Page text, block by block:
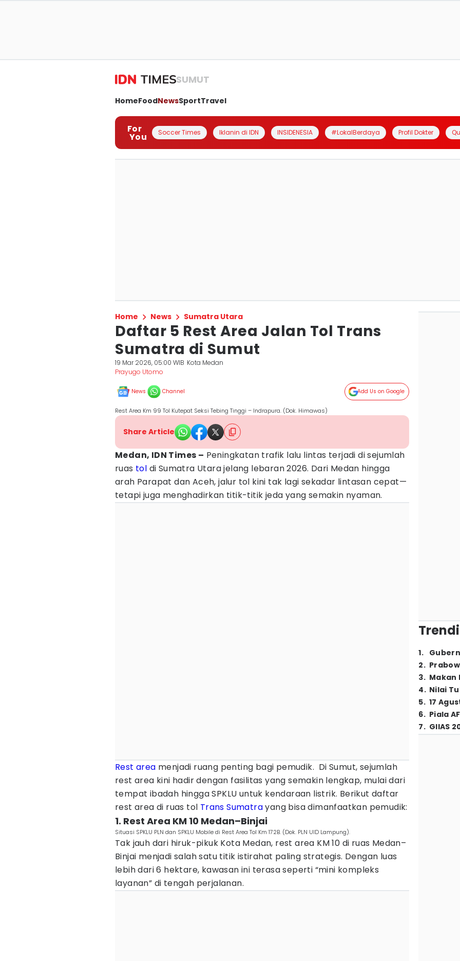
SUMUT
HomeFoodNewsSportTravel
For
You Soccer Times Iklanin di IDN INSIDENESIA #LokalBerdaya Profil Dokter
Home News Sumatra Utara
Daftar 5 Rest Area Jalan Tol Trans
Sumatra di Sumut
19 Mar 2026, 05:00 WIB Kota Medan
Prayugo Utomo
News Channel Add Us on Google
Rest Area Km 99 Tol Kutepat Seksi Tebing Tinggi – Indrapura. (Dok. Himawas)
Share Article
Medan, IDN Times – Peningkatan trafik lalu lintas terjadi di sejumlah
ruas tol di Sumatra Utara jelang lebaran 2026. Dari Medan hingga
arah Parapat dan Aceh, jalur tol kini tak lagi sekadar lintasan cepat—
tetapi juga menghadirkan titik-titik jeda yang semakin nyaman.
Rest area menjadi ruang penting bagi pemudik. Di Sumut, sejumlah
rest area kini hadir dengan fasilitas yang semakin lengkap, mulai dari
tempat ibadah hingga SPKLU untuk kendaraan listrik. Berikut daftar
rest area di ruas tol Trans Sumatrayang bisa dimanfaatkan pemudik:
1. Rest Area KM 10 Medan–Binjai
Situasi SPKLU PLN dan SPKLU Mobile di Rest Area Tol Km 172B. (Dok. PLN UID Lampung).
Tak jauh dari hiruk-pikuk Kota Medan, rest area KM 10 di ruas Medan–
Binjai menjadi salah satu titik istirahat paling strategis. Dengan luas
lebih dari 6 hektare, kawasan ini terasa seperti “mini kompleks
layanan” di tengah perjalanan.
1.
2.
3. Makan
4. Nilai
5. 17
6. Piala
7. GIIAS